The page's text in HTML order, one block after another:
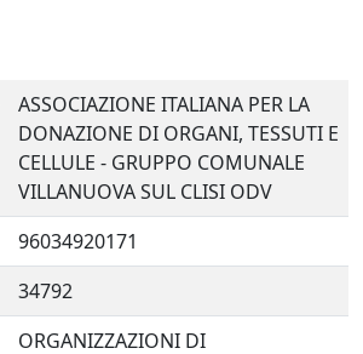
ASSOCIAZIONE ITALIANA PER LA
DONAZIONE DI ORGANI, TESSUTI E
CELLULE - GRUPPO COMUNALE
VILLANUOVA SUL CLISI ODV
96034920171
34792
ORGANIZZAZIONI DI